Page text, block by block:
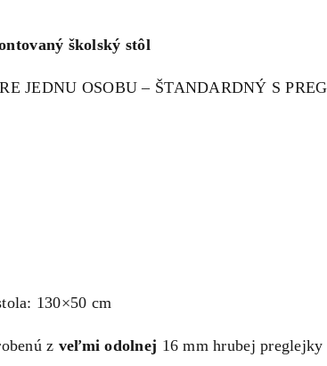
školský stôl
JEDNU OSOBU – ŠTANDARDNÝ S
130×50 cm
z veľmi odolnej 16 mm hrubej preglejky